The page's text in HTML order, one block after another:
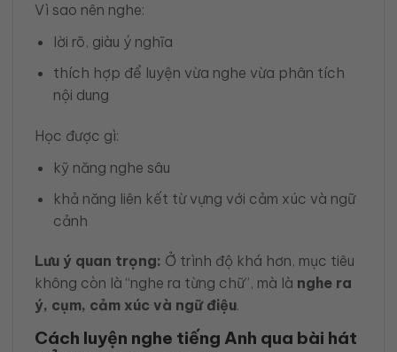
Vì sao nên nghe:
lời rõ, giàu ý nghĩa
thích hợp để luyện vừa nghe vừa phân tích
nội dung
Học được gì:
kỹ năng nghe sâu
khả năng liên kết từ vựng với cảm xúc và ngữ
cảnh
Lưu ý quan trọng: Ở trình độ khá hơn, mục tiêu
không còn là “nghe ra từng chữ”, mà là nghe ra
ý, cụm, cảm xúc và ngữ điệu.
Cách luyện nghe tiếng Anh qua bài hát